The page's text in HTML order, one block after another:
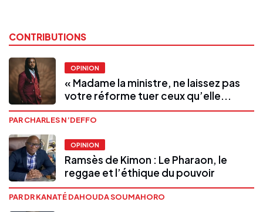
CONTRIBUTIONS
OPINION
« Madame la ministre, ne laissez pas
votre réforme tuer ceux qu’elle...
PAR CHARLES N’DEFFO
OPINION
Ramsès de Kimon : Le Pharaon, le
reggae et l’éthique du pouvoir
PAR DR KANATÉ DAHOUDA SOUMAHORO